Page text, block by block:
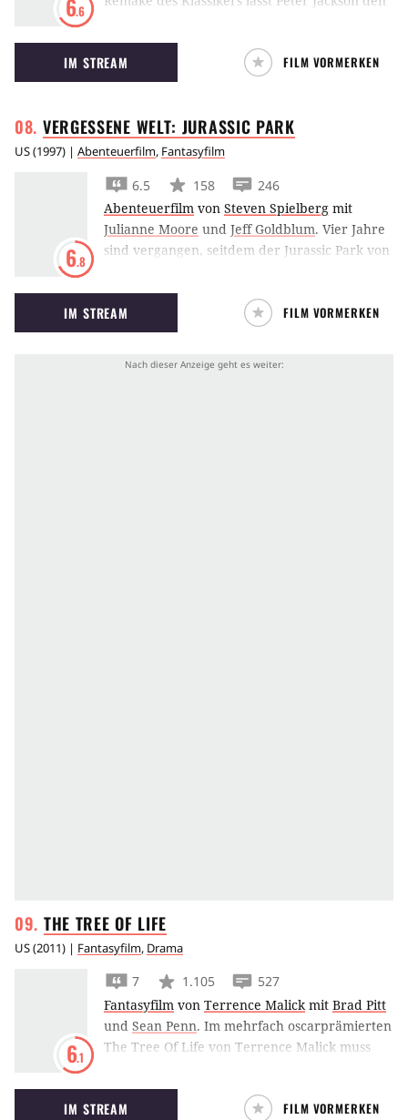
6.6
Hochhäuser empor klettern.
IM STREAM FILM VORMERKEN
VERGESSENE WELT: JURASSIC PARK
US(1997) | Abenteuerfilm, Fantasyfilm
6.8
6.5 158
246
Abenteuerfilm von Steven Spielberg mit
Julianne Moore und Jeff Goldblum. Vier Jahre
sind vergangen, seitdem der Jurassic Park von
Jeff Goldblum von einer weiteren Anlage, aus
der er Hals über Kopf seine vor Ort
forschende Freundin befreien muss.
IM STREAM FILM VORMERKEN
THE TREE OF LIFE
US(2011) | Fantasyfilm, Drama
6.1
7 1.105
527
Fantasyfilm von Terrence Malickmit Brad Pitt
und Sean Penn. Im mehrfach oscarprämierten
The Tree Of Life von Terrence Malick muss
verkraften.
IM STREAM FILM VORMERKEN